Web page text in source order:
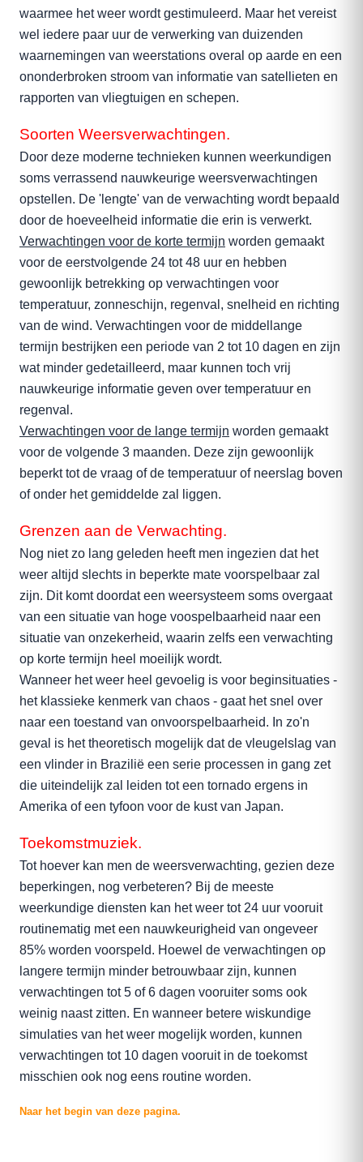
waarmee het weer wordt gestimuleerd. Maar het vereist
wel iedere paar uur de verwerking van duizenden
waarnemingen van weerstations overal op aarde en een
ononderbroken stroom van informatie van satellieten en
rapporten van vliegtuigen en schepen.
Soorten Weersverwachtingen.
Door deze moderne technieken kunnen weerkundigen
soms verrassend nauwkeurige weersverwachtingen
opstellen. De 'lengte' van de verwachting wordt bepaald
door de hoeveelheid informatie die erin is verwerkt.
Verwachtingen voor de korte termijn worden gemaakt
voor de eerstvolgende 24 tot 48 uur en hebben
gewoonlijk betrekking op verwachtingen voor
temperatuur, zonneschijn, regenval, snelheid en richting
van de wind. Verwachtingen voor de middellange
termijn bestrijken een periode van 2 tot 10 dagen en zijn
wat minder gedetailleerd, maar kunnen toch vrij
nauwkeurige informatie geven over temperatuur en
regenval.
Verwachtingen voor de lange termijn worden gemaakt
voor de volgende 3 maanden. Deze zijn gewoonlijk
beperkt tot de vraag of de temperatuur of neerslag boven
of onder het gemiddelde zal liggen.
Grenzen aan de Verwachting.
Nog niet zo lang geleden heeft men ingezien dat het
weer altijd slechts in beperkte mate voorspelbaar zal
zijn. Dit komt doordat een weersysteem soms overgaat
van een situatie van hoge voospelbaarheid naar een
situatie van onzekerheid, waarin zelfs een verwachting
op korte termijn heel moeilijk wordt.
Wanneer het weer heel gevoelig is voor beginsituaties -
het klassieke kenmerk van chaos - gaat het snel over
naar een toestand van onvoorspelbaarheid. In zo'n
geval is het theoretisch mogelijk dat de vleugelslag van
een vlinder in Brazilië een serie processen in gang zet
die uiteindelijk zal leiden tot een tornado ergens in
Amerika of een tyfoon voor de kust van Japan.
Toekomstmuziek.
Tot hoever kan men de weersverwachting, gezien deze
beperkingen, nog verbeteren? Bij de meeste
weerkundige diensten kan het weer tot 24 uur vooruit
routinematig met een nauwkeurigheid van ongeveer
85% worden voorspeld. Hoewel de verwachtingen op
langere termijn minder betrouwbaar zijn, kunnen
verwachtingen tot 5 of 6 dagen vooruiter soms ook
weinig naast zitten. En wanneer betere wiskundige
simulaties van het weer mogelijk worden, kunnen
verwachtingen tot 10 dagen vooruit in de toekomst
misschien ook nog eens routine worden.
Naar het begin van deze pagina.